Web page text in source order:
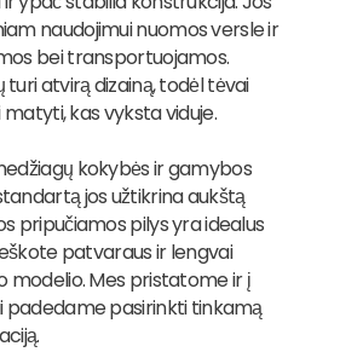
naudojimui nuomos versle ir
bei transportuojamos.
turi atvirą dizainą, todėl tėvai
matyti, kas vyksta viduje.
kokybės ir gamybos
jos užtikrina aukštą
pripučiamos pilys yra idealus
patvaraus ir lengvai
modelio. Mes pristatome ir į
padedame pasirinkti tinkamą